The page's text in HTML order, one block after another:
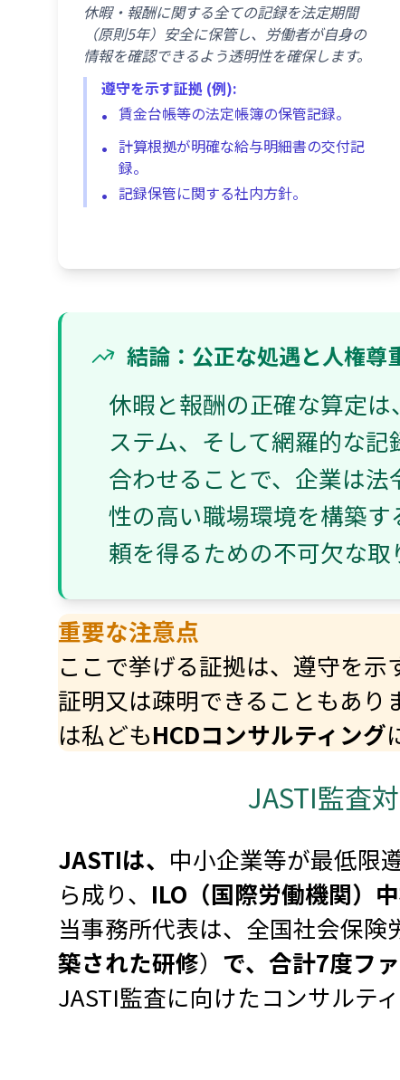
休暇・報酬に関する全ての記録を法定期間
（原則5年）安全に保管し、労働者が自身の
情報を確認できるよう透明性を確保します。
遵守を示す証拠 (例):
賃金台帳等の法定帳簿の保管記録。
計算根拠が明確な給与明細書の交付記
録。
記録保管に関する社内方針。
結論：公正な処遇と人権尊
休暇と報酬の正確な算定
ステム、そして網羅的な
合わせることで、企業は
性の高い職場環境を構築
頼を得るための不可欠な取
重要な注意点
ここで挙げる証拠は、遵守を
証明又は疎明できることもあり
は私どもHCDコンサルティング
JASTI監査
JASTIは、 中小企業等が最低限
ら成り、 ILO（国際労働機関）
当事務所代表は、全国社会保
築された研修） で、合計7度フ
JASTI監査に向けたコンサルテ